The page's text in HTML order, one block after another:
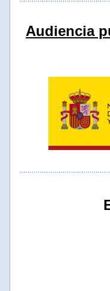
Audiencia